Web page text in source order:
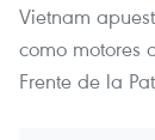
Vietnam
como motores
Frente de la